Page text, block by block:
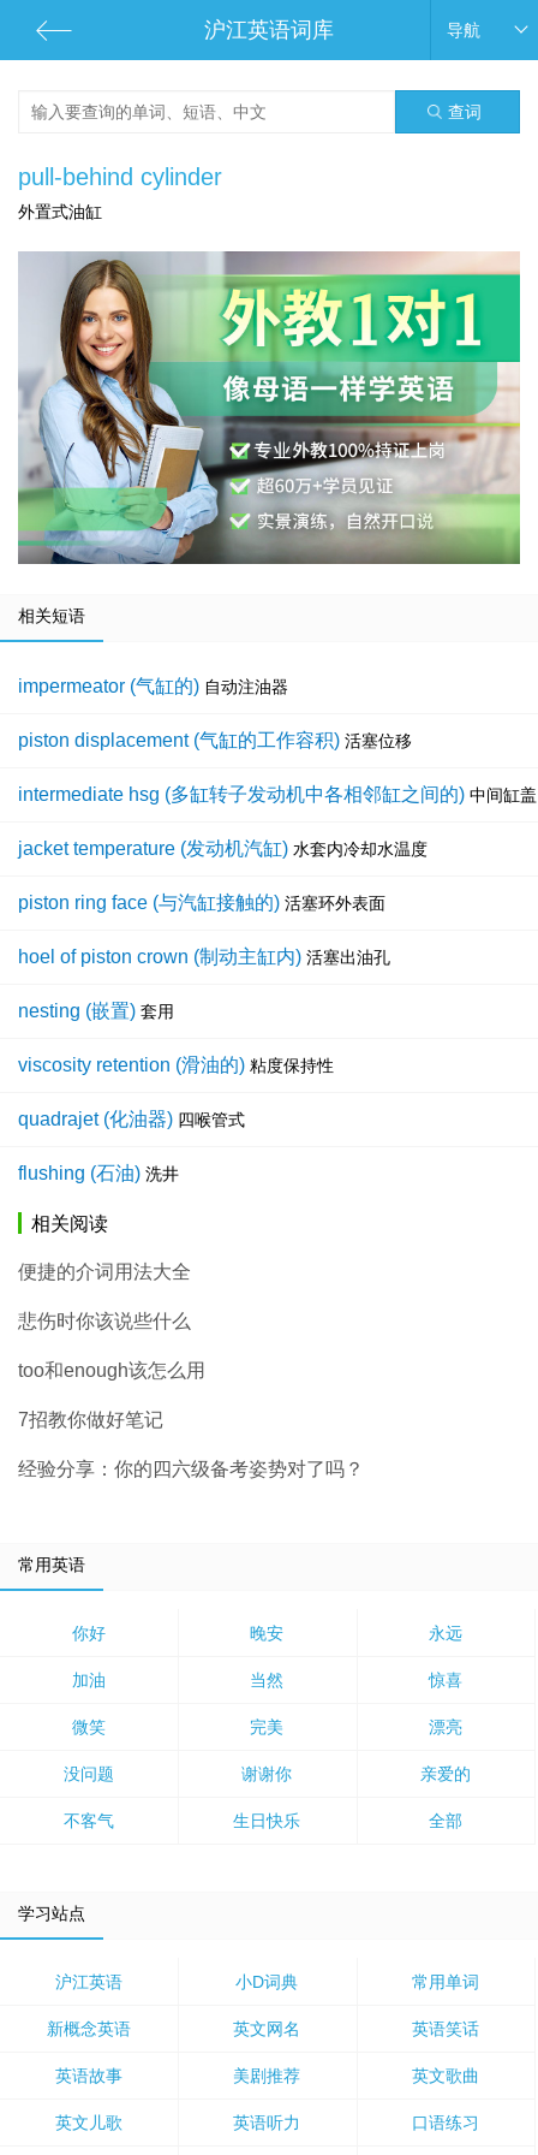
沪江英语词库 导航
查词
pull-behind cylinder
外置式油缸
相关短语
impermeator (气缸的) 自动注油器
piston displacement (气缸的工作容积) 活塞位移
intermediate hsg (多缸转子发动机中各相邻缸之间的) 中间缸盖
jacket temperature (发动机汽缸) 水套内冷却水温度
piston ring face (与汽缸接触的) 活塞环外表面
hoel of piston crown (制动主缸内) 活塞出油孔
nesting (嵌置) 套用
viscosity retention (滑油的) 粘度保持性
quadrajet (化油器) 四喉管式
flushing (石油) 洗井
相关阅读
便捷的介词用法大全
悲伤时你该说些什么
too和enough该怎么用
7招教你做好笔记
经验分享：你的四六级备考姿势对了吗？
常用英语
你好 晚安 永远
加油 当然 惊喜
微笑 完美 漂亮
没问题 谢谢你 亲爱的
不客气 生日快乐 全部
学习站点
沪江英语 小D词典 常用单词
新概念英语 英文网名 英语笑话
英语故事 美剧推荐 英文歌曲
英文儿歌 英语听力 口语练习